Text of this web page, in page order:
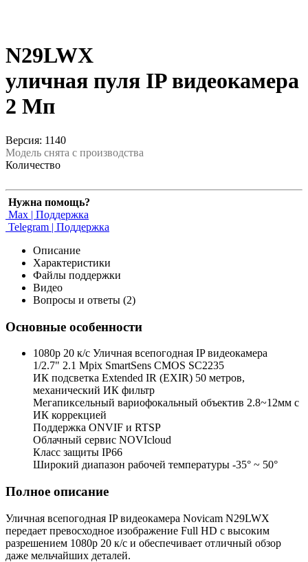
N29LWX
уличная пуля IP видеокамера
2 Мп
Версия: 1140
Модель снята с производства
Количество
Нужна помощь?
Max | Поддержка
Telegram | Поддержка
Описание
Характеристики
Файлы поддержки
Видео
Вопросы и ответы (2)
Основные особенности
1080p 20 к/с Уличная всепогодная IP видеокамера
1/2.7" 2.1 Mpix SmartSens CMOS SC2235
ИК подсветка Extended IR (EXIR) 50 метров,
механический ИК фильтр
Мегапиксельный вариофокальный объектив 2.8~12мм c
ИК коррекцией
Поддержка ONVIF и RTSP
Облачный сервис NOVIcloud
Класс защиты IP66
Широкий диапазон рабочей температуры -35° ~ 50°
Полное описание
Уличная всепогодная IP видеокамера Novicam N29LWX
передает превосходное изображение Full HD с высоким
разрешением 1080p 20 к/с и обеспечивает отличный обзор
даже мельчайших деталей.